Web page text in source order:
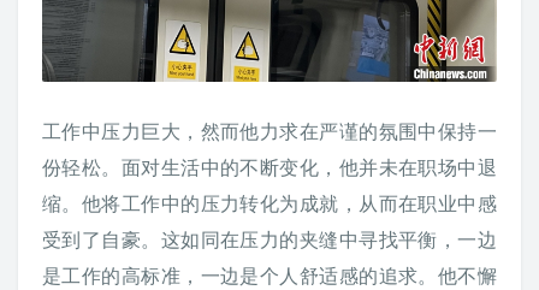
工作中压力巨大，然而他力求在严谨的氛围中保持一
份轻松。面对生活中的不断变化，他并未在职场中退
缩。他将工作中的压力转化为成就，从而在职业中感
受到了自豪。这如同在压力的夹缝中寻找平衡，一边
是工作的高标准，一边是个人舒适感的追求。他不懈